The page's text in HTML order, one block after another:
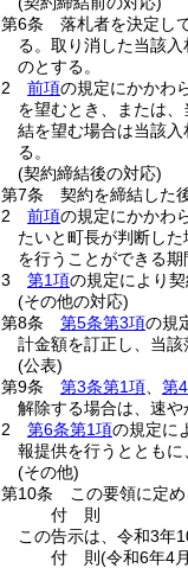
第6条
落札者を決定し
る。 取り消した当該
のとする。
2
前項の規定にかかわ
を望むとき、または
結を望む場合は当該入
る。
(契約締結後の対応)
第7条
契約を締結した
2
前項の規定にかかわ
たいと町長が判断し
を行うことができる
3
第1項の規定により
(その他の対応)
第8条
第5条第3項の規
計金額を訂正し、当該
(公表)
第9条
第3条第1項 第
解除する場合は、速や
2
第6条第1項の規定に
報提供を行うとともに
(その他)
第10条
この要領に定
付 則
この告示は、令和3年
付 則(令和6年4